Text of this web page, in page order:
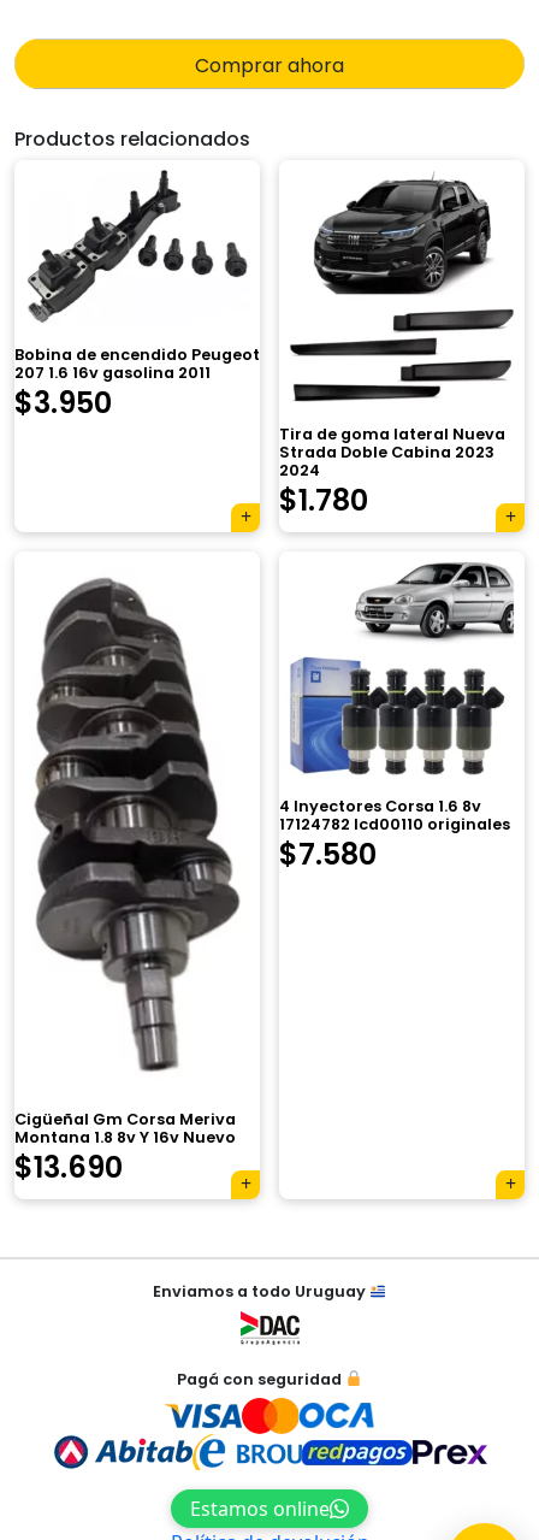
Comprar ahora
Productos relacionados
Bobina de encendido Peugeot
207 1.6 16v gasolina 2011
$3.950
Tira de goma lateral Nueva
Strada Doble Cabina 2023
2024
$1.780
Cigüeñal Gm Corsa Meriva
Montana 1.8 8v Y 16v Nuevo
El
precio
original
$13.690
precio
actual
es:
4 Inyectores Corsa 1.6 8v
17124782 Icd00110 originales
$7.580
NavegaciónEnviamos a todo Uruguay
Pagá con seguridad
Estamos online
Tu carrito está vacío.
automáticamente.